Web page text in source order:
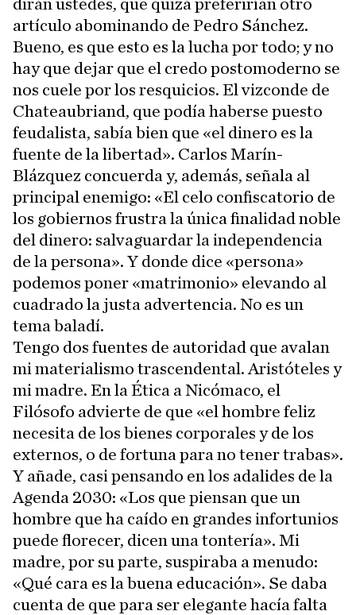
dirán ustedes, que quizá preferirían otro
artículo abominando de Pedro Sánchez.
Bueno, es que esto es la lucha por todo; y no
hay que dejar que el credo postomoderno se
nos cuele por los resquicios. El vizconde de
Chateaubriand, que podía haberse puesto
feudalista, sabía bien que «el dinero es la
fuente de la libertad». Carlos Marín-
Blázquez concuerda y, además, señala al
principal enemigo: «El celo confiscatorio de
los gobiernos frustra la única finalidad noble
del dinero: salvaguardar la independencia
de la persona». Y donde dice «persona»
podemos poner «matrimonio» elevando al
cuadrado la justa advertencia. No es un
tema baladí.
Tengo dos fuentes de autoridad que avalan
mi materialismo trascendental. Aristóteles y
mi madre. En la Ética a Nicómaco, el
Filósofo advierte de que «el hombre feliz
necesita de los bienes corporales y de los
externos, o de fortuna para no tener trabas».
Y añade, casi pensando en los adalides de la
Agenda 2030: «Los que piensan que un
hombre que ha caído en grandes infortunios
puede florecer, dicen una tontería». Mi
madre, por su parte, suspiraba a menudo:
«Qué cara es la buena educación». Se daba
cuenta de que para ser elegante hacía falta